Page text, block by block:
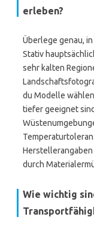
erleben?
Überlege genau,
Stativ
sehr kalten
du Modelle
tiefer geeignet
Herstellerangaben
durch
Wie wichtig